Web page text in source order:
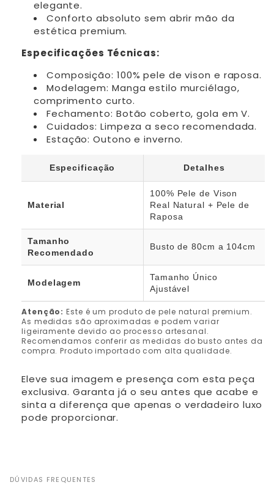
elegante.
Conforto absoluto sem abrir mão da
estética premium.
Especificações Técnicas:
Composição: 100% pele de vison e raposa.
Modelagem: Manga estilo murciélago,
comprimento curto.
Fechamento: Botão coberto, gola em V.
Cuidados: Limpeza a seco recomendada.
Estação: Outono e inverno.
Especificação Detalhes
Material
100% Pele de Vison
Real Natural + Pele de
Raposa
Tamanho
Recomendado
Busto de 80cm a 104cm
Modelagem
Tamanho Único
Ajustável
Atenção: Este é um produto de pele natural premium.
As medidas são aproximadas e podem variar
ligeiramente devido ao processo artesanal.
Recomendamos conferir as medidas do busto antes da
compra. Produto importado com alta qualidade.
Eleve sua imagem e presença com esta peça
exclusiva. Garanta já o seu antes que acabe e
sinta a diferença que apenas o verdadeiro luxo
pode proporcionar.
DÚVIDAS FREQUENTES